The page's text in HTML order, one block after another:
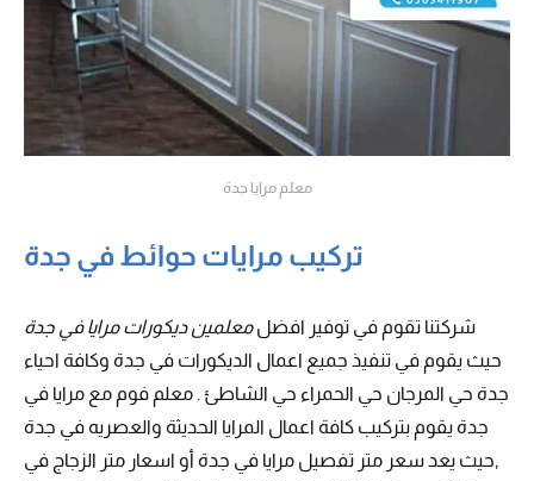
معلم مرايا جدة
تركيب مرايات حوائط في جدة
شركتنا تقوم في توفير افضلمعلمين ديكورات مرايا في جدة
حيث يقوم في تنفيذ جميع اعمال الديكورات في جدة وكافة احياء
جدة حي المرجان حي الحمراء حي الشاطئ . معلم فوم مع مرايا في
جدة يقوم بتركيب كافة اعمال المرايا الحديثة والعصريه في جدة
,حيث يعد سعر متر تفصيل مرايا في جدة أو اسعار متر الزجاج في